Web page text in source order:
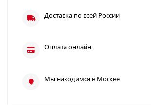
Доставка по всей России
Оплата онлайн
Мы находимся в Москве